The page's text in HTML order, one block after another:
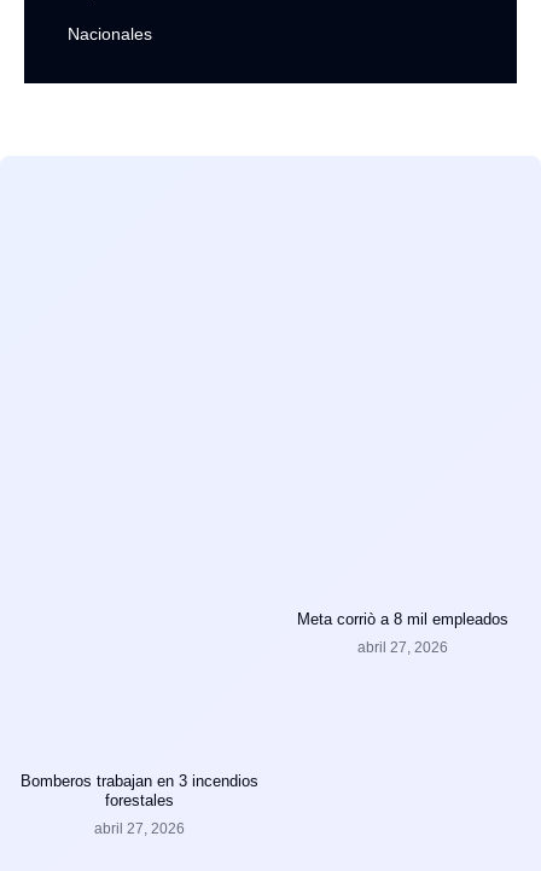
Nacionales
Bomberos trabajan en 3 incendios
forestales
abril 27, 2026
Meta corriò a 8 mil empleados
abril 27, 2026